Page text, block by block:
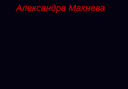
Александра Махнева